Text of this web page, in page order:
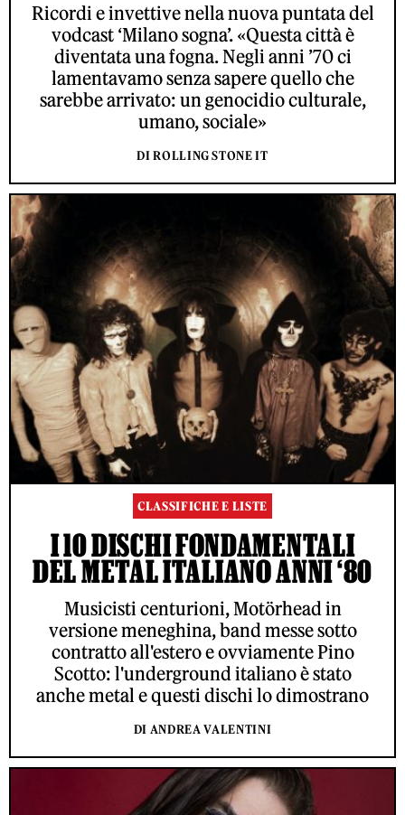
Ricordi e invettive nella nuova puntata del
vodcast ‘Milano sogna’. «Questa città è
diventata una fogna. Negli anni ’70 ci
lamentavamo senza sapere quello che
sarebbe arrivato: un genocidio culturale,
umano, sociale»
DI ROLLING STONE IT
CLASSIFICHE E LISTE
I 10 DISCHI FONDAMENTALI
DEL METAL ITALIANO ANNI ‘80
Musicisti centurioni, Motörhead in
versione meneghina, band messe sotto
contratto all'estero e ovviamente Pino
Scotto: l'underground italiano è stato
anche metal e questi dischi lo dimostrano
DI ANDREA VALENTINI